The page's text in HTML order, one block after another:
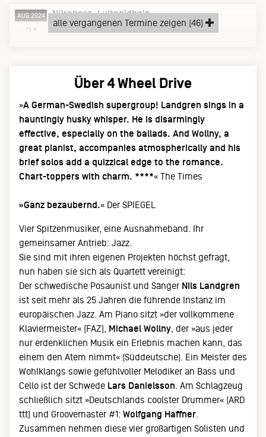
AUG 2024 Nürnberg Luitpoldhain
Sonntag, 04.08.24
alle vergangenen Termine zeigen (46)
Über 4 Wheel Drive
»A German-Swedish supergroup! Landgren sings in a
hauntingly husky whisper. He is disarmingly
effective, especially on the ballads. And Wollny, a
great pianist, accompanies atmospherically and his
brief solos add a quizzical edge to the romance.
Chart-toppers with charm. ****« The Times
»Ganz bezaubernd.« Der SPIEGEL
Vier Spitzenmusiker, eine Ausnahmeband. Ihr
gemeinsamer Antrieb: Jazz.
Sie sind mit ihren eigenen Projekten höchst gefragt,
nun haben sie sich als Quartett vereinigt:
Der schwedische Posaunist und Sänger Nils Landgren
ist seit mehr als 25 Jahren die führende Instanz im
europäischen Jazz. Am Piano sitzt »der vollkommene
Klaviermeister« (FAZ), Michael Wollny , der »aus jeder
nur erdenklichen Musik ein Erlebnis machen kann, das
einem den Atem nimmt« (Süddeutsche). Ein Meister des
Wohlklangs sowie gefühlvoller Melodiker an Bass und
Cello ist der Schwede Lars Danielsson . Am Schlagzeug
schließlich sitzt »Deutschlands coolster Drummer« (ARD
ttt) und Groovemaster #1: Wolfgang Haffner
Zusammen nehmen diese vier großartigen Solisten und